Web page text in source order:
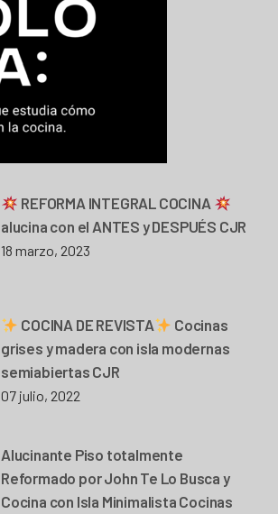
REFORMA INTEGRAL COCINA
alucina con el ANTES y DESPUÉS CJR
18 marzo, 2023
COCINA DE REVISTA
Cocinas
grises y madera con isla modernas
semiabiertas CJR
07 julio, 2022
Alucinante Piso totalmente
Reformado por John Te Lo Busca y
Cocina con Isla Minimalista Cocinas